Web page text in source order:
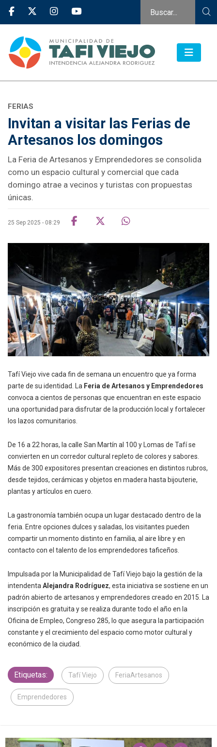
FERIAS
Invitan a visitar las Ferias de
Artesanos los domingos
La Feria de Artesanos y Emprendedores se consolida
como un espacio cultural y comercial que cada
domingo atrae a vecinos y turistas con propuestas
únicas.
25 Sep 2025 - 08:29
Tafí Viejo vive cada fin de semana un encuentro que ya forma
parte de su identidad. La Feria de Artesanos y Emprendedores
convoca a cientos de personas que encuentran en este espacio
una oportunidad para disfrutar de la producción local y fortalecer
los lazos comunitarios.
De 16 a 22 horas, la calle San Martín al 100 y Lomas de Tafí se
convierten en un corredor cultural repleto de colores y sabores.
Más de 300 expositores presentan creaciones en distintos rubros,
desde tejidos, cerámicas y objetos en madera hasta bijouterie,
plantas y artículos en cuero.
La gastronomía también ocupa un lugar destacado dentro de la
feria. Entre opciones dulces y saladas, los visitantes pueden
compartir un momento distinto en familia, al aire libre y en
contacto con el talento de los emprendedores taficeños.
Impulsada por la Municipalidad de Tafí Viejo bajo la gestión de la
intendentaAlejandra Rodríguez, esta iniciativa se sostiene en un
padrón abierto de artesanos y emprendedores creado en 2015. La
inscripción es gratuita y se realiza durante todo el año en la
Oficina de Empleo, Congreso 285, lo que asegura la participación
constante y el crecimiento del espacio como motor cultural y
económico de la ciudad.
Etiquetas: Tafí Viejo FeriaArtesanos
Emprendedores